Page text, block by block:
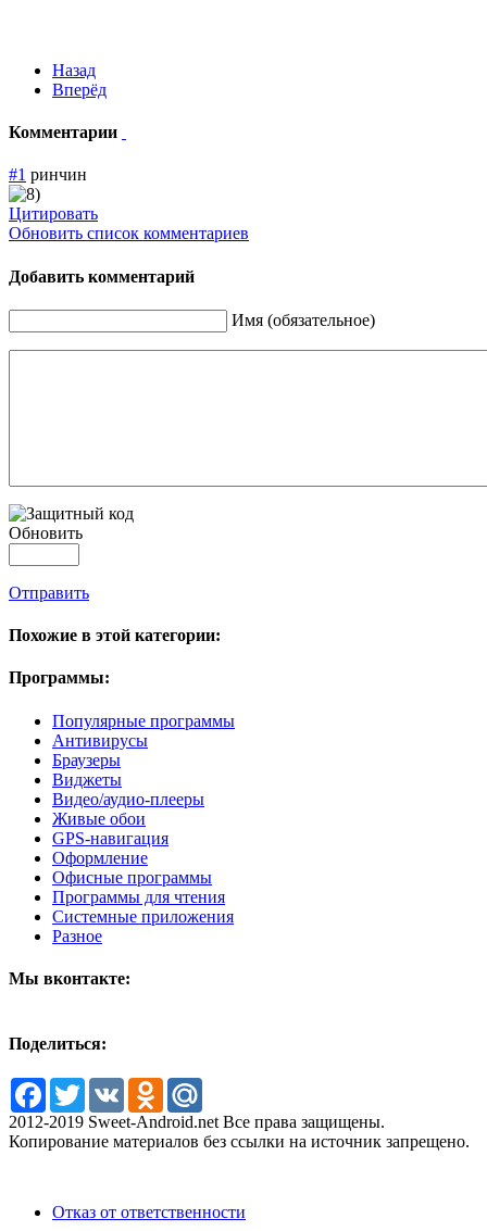
Назад
Вперёд
Комментарии
#1 ринчин
Цитировать
Обновить список комментариев
Добавить комментарий
Имя (обязательное)
Обновить
Отправить
Похожие в этой категории:
Программы:
Популярные программы
Антивирусы
Браузеры
Виджеты
Видео/аудио-плееры
Живые обои
GPS-навигация
Оформление
Офисные программы
Программы для чтения
Системные приложения
Разное
Мы вконтакте:
Поделиться:
Facebook
TwitterVK Odnoklassniki
2012-2019 Sweet-Android.net Все права защищены.
Копирование материалов без ссылки на источник запрещено.
Отказ от ответственности